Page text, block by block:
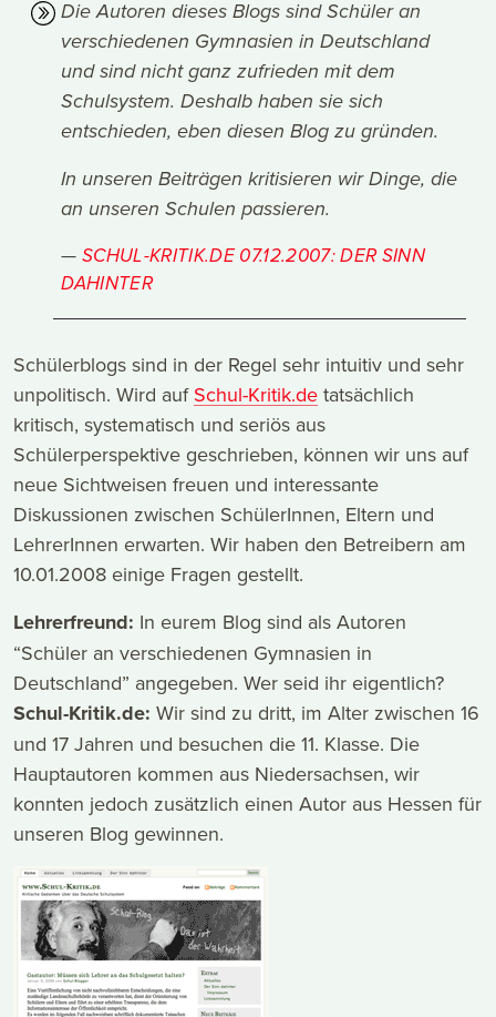
Die Autoren dieses Blogs sind Schüler an
verschiedenen Gymnasien in Deutschland
und sind nicht ganz zufrieden mit dem
Schulsystem. Deshalb haben sie sich
entschieden, eben diesen Blog zu gründen.
In unseren Beiträgen kritisieren wir Dinge, die
an unseren Schulen passieren.
SCHUL-KRITIK.DE 07.12.2007: DER SINN
DAHINTER
Schülerblogs sind in der Regel sehr intuitiv und sehr
unpolitisch. Wird auf Schul-Kritik.de tatsächlich
kritisch, systematisch und seriös aus
Schülerperspektive geschrieben, können wir uns auf
neue Sichtweisen freuen und interessante
Diskussionen zwischen SchülerInnen, Eltern und
LehrerInnen erwarten. Wir haben den Betreibern am
10.01.2008 einige Fragen gestellt.
Lehrerfreund: In eurem Blog sind als Autoren
“Schüler an verschiedenen Gymnasien in
Deutschland” angegeben. Wer seid ihr eigentlich?
Schul-Kritik.de: Wir sind zu dritt, im Alter zwischen 16
und 17 Jahren und besuchen die 11. Klasse. Die
Hauptautoren kommen aus Niedersachsen, wir
konnten jedoch zusätzlich einen Autor aus Hessen für
unseren Blog gewinnen.